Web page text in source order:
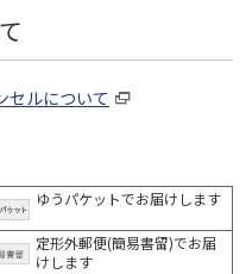
セルについて
ゆうパケットでお届けします
定形外郵便(簡易書留)でお届
けします